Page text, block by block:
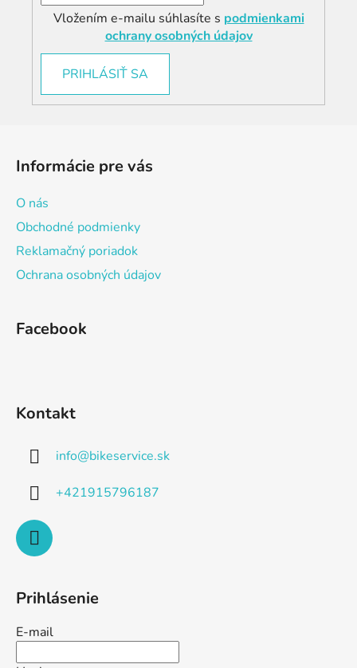
Vložením e-mailu súhlasíte s podmienkami
ochrany osobných údajov
PRIHLÁSIŤ SA
Informácie pre vás
O nás
Obchodné podmienky
Reklamačný poriadok
Ochrana osobných údajov
Facebook
Kontakt
info@bikeservice.sk
+421915796187
Prihlásenie
E-mail